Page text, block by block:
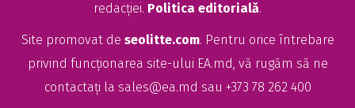
redacției. Politica editorială.
Site promovat de seolitte.com. Pentru orice întrebare
privind funcționarea site-ului EA.md, vă rugăm să ne
contactați la sales@ea.md sau +373 78 262 400